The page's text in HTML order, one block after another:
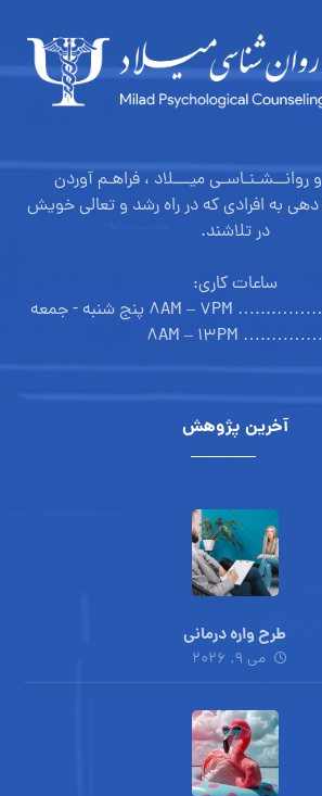
روانــشـنـاسـی میـــلاد ، فراهـم آوردن
به افرادی که در راه رشد و تعالی خویش
در تلاشند.
ساعات کاری:
شنبه - چهارشنبه ………....… ۸AM – ۷PM پنج شنبه - جمعه
………..… ۸AM – ۱۳PM
آخرین پژوهش
طرح واره درمانی
می ۹, ۲۰۲۶